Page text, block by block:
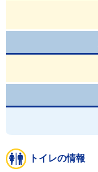
トイレの情報